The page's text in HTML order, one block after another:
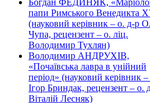
папи Римського Венедикта
(науковий керівник – о. д-р
Чупа, рецензент – о. ліц.
Володимир Тухлян)
Володимир АНДРУХІВ,
«Почаївська лавра в унійний
період» (науковий керівник
Ігор Бриндак, рецензент – о.
Віталій Лесняк)